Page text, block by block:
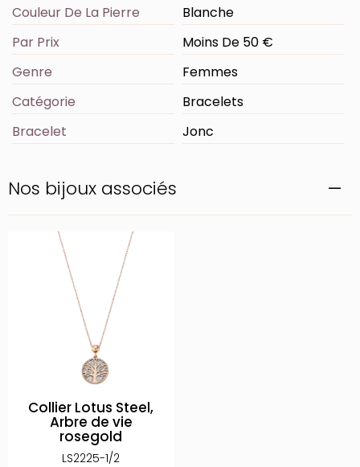
Couleur De La Pierre
Blanche
Par Prix
Moins De 50 €
Genre
Femmes
Catégorie
Bracelets
Bracelet
Jonc
Nos bijoux associés
Collier Lotus Steel,
Arbre de vie
rosegold
LS2225-1/2